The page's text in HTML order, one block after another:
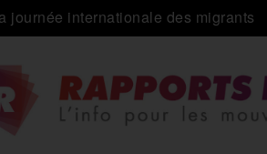
inédite » avec les associations
– L’Actu des Oublié.es
contre « l’une des plus grandes
ça peut marcher